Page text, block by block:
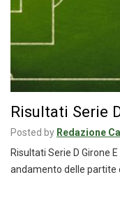
Risultati Serie
Posted by Redazione
Risultati Serie D Girone
andamento delle partite